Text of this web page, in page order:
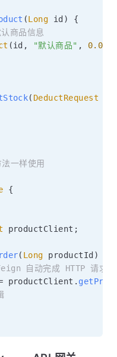
(Long id )
{
商品信息
(id , "默认商品" , 0.0
( DeductRequest
一样使用
{
productClient ;
( Long productId )
自动完成 HTTP 请求
productClient .